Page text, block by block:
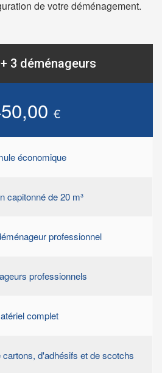
de votre déménagement.
3 déménageurs
€
économique
capitonné de 20 m³
professionnel
professionnels
complet
d'adhésifs et de scotchs